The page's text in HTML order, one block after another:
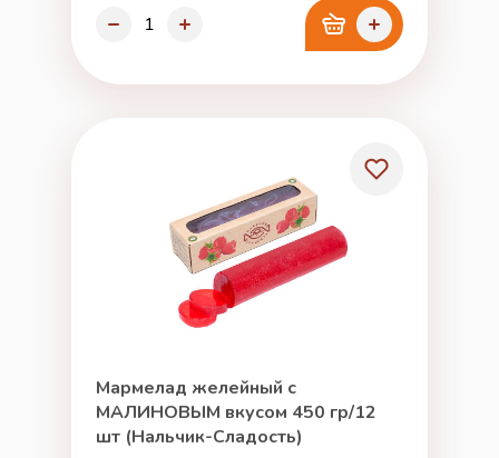
Мармелад желейный с
МАЛИНОВЫМ вкусом 450 гр/12
шт (Нальчик-Сладость)